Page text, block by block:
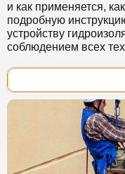
и как применяется,
подробную
устройству
соблюдением всех